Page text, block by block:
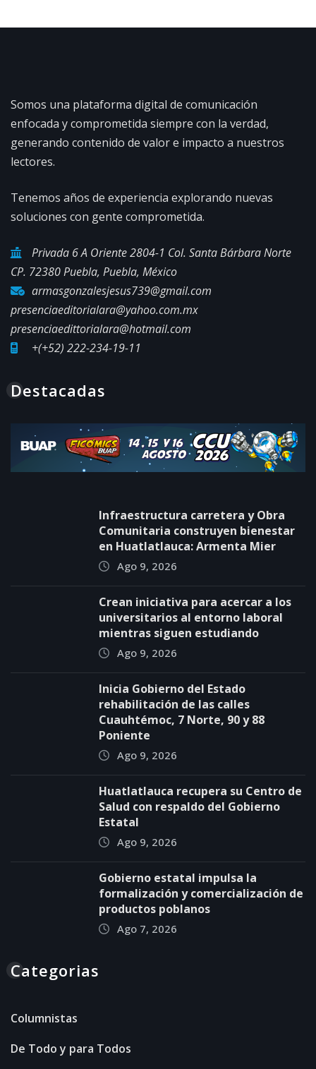
Somos una plataforma digital de comunicación
enfocada y comprometida siempre con la verdad,
generando contenido de valor e impacto a nuestros
lectores.
Tenemos años de experiencia explorando nuevas
soluciones con gente comprometida.
Privada 6 A Oriente 2804-1 Col. Santa Bárbara Norte
CP. 72380 Puebla, Puebla, México
armasgonzalesjesus739@gmail.com
presenciaeditorialara@yahoo.com.mx
presenciaedittorialara@hotmail.com
+(+52) 222-234-19-11
Destacadas
Infraestructura carretera y Obra
Comunitaria construyen bienestar
en Huatlatlauca: Armenta Mier
Ago 9, 2026
Crean iniciativa para acercar a los
universitarios al entorno laboral
mientras siguen estudiando
Ago 9, 2026
Inicia Gobierno del Estado
rehabilitación de las calles
Cuauhtémoc, 7 Norte, 90 y 88
Poniente
Ago 9, 2026
Huatlatlauca recupera su Centro de
Salud con respaldo del Gobierno
Estatal
Ago 9, 2026
Gobierno estatal impulsa la
formalización y comercialización de
productos poblanos
Ago 7, 2026
Categorias
Columnistas
De Todo y para Todos